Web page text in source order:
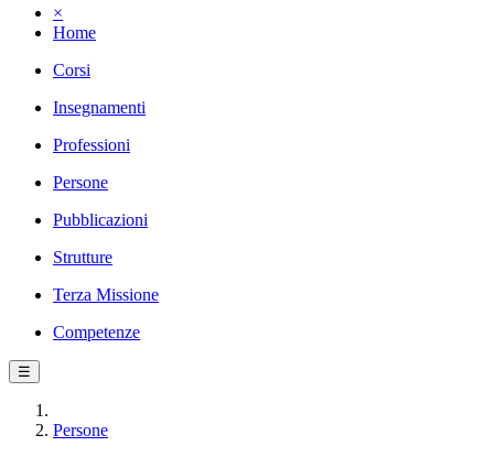
×
Home
Corsi
Insegnamenti
Professioni
Persone
Pubblicazioni
Strutture
Terza Missione
Competenze
☰
Persone